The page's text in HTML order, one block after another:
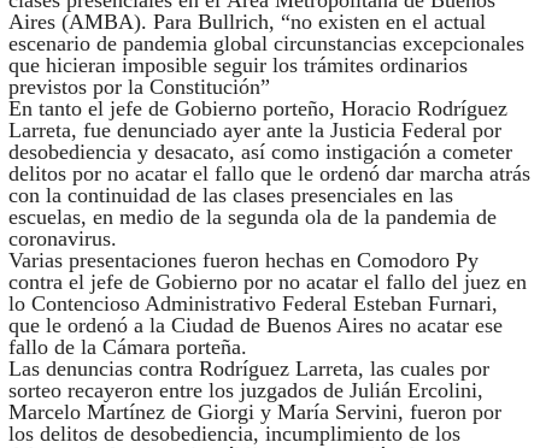
Aires (AMBA). Para Bullrich, “no existen en el actual
escenario de pandemia global circunstancias excepcionales
que hicieran imposible seguir los trámites ordinarios
previstos por la Constitución”
En tanto el jefe de Gobierno porteño, Horacio Rodríguez
Larreta, fue denunciado ayer ante la Justicia Federal por
desobediencia y desacato, así como instigación a cometer
delitos por no acatar el fallo que le ordenó dar marcha atrás
con la continuidad de las clases presenciales en las
escuelas, en medio de la segunda ola de la pandemia de
coronavirus.
Varias presentaciones fueron hechas en Comodoro Py
contra el jefe de Gobierno por no acatar el fallo del juez en
lo Contencioso Administrativo Federal Esteban Furnari,
que le ordenó a la Ciudad de Buenos Aires no acatar ese
fallo de la Cámara porteña.
Las denuncias contra Rodríguez Larreta, las cuales por
sorteo recayeron entre los juzgados de Julián Ercolini,
Marcelo Martínez de Giorgi y María Servini, fueron por
los delitos de desobediencia, incumplimiento de los